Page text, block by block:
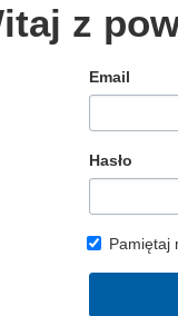
z
Email
Hasło
Pamiętaj